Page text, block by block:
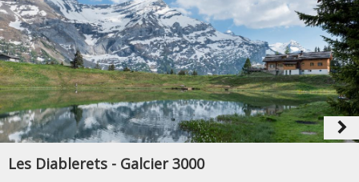
navigate_next
Les Diablerets - Galcier 3000